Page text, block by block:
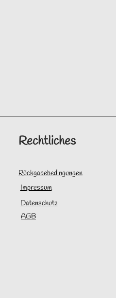
Rechtliches
Rückgabebedingungen
Impressum
Datenschutz
AGB